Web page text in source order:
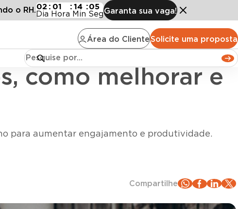
Área do ClienteSolicite uma proposta
o RH.02
Dia
: 01
Hora
: 14
Min
:04
SegGaranta sua vaga!
melhorar e exemplos
como melhorar e
para aumentar engajamento e produtividade.
Compartilhe